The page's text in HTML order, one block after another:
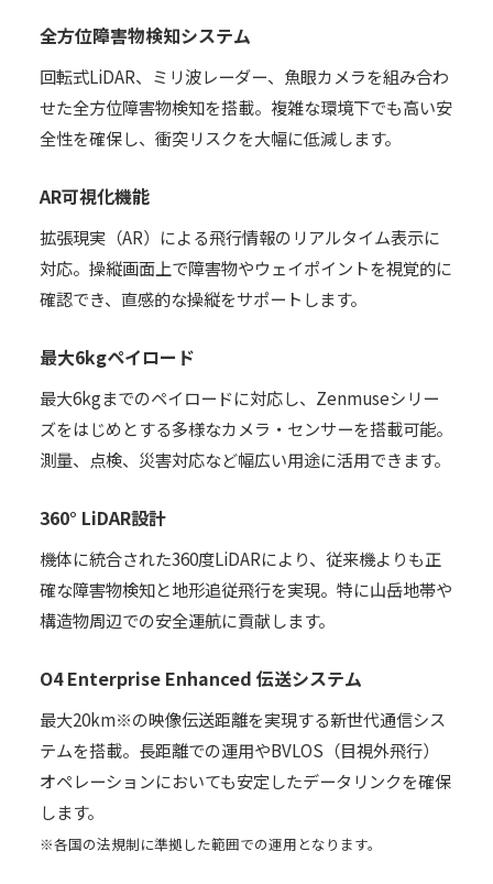
全方位障害物検知システム
回転式LiDAR、ミリ波レーダー、魚眼カメラを組み合わ
せた全方位障害物検知を搭載。複雑な環境下でも高い安
全性を確保し、衝突リスクを大幅に低減します。
AR可視化機能
拡張現実（AR）による飛行情報のリアルタイム表示に
対応。操縦画面上で障害物やウェイポイントを視覚的に
確認でき、直感的な操縦をサポートします。
最大6kgペイロード
最大6kgまでのペイロードに対応し、Zenmuseシリー
ズをはじめとする多様なカメラ・センサーを搭載可能。
測量、点検、災害対応など幅広い用途に活用できます。
360° LiDAR設計
機体に統合された360度LiDARにより、従来機よりも正
確な障害物検知と地形追従飛行を実現。特に山岳地帯や
構造物周辺での安全運航に貢献します。
O4 Enterprise Enhanced 伝送システム
最大20km※の映像伝送距離を実現する新世代通信シス
テムを搭載。長距離での運用やBVLOS（目視外飛行）
オペレーションにおいても安定したデータリンクを確保
します。
※各国の法規制に準拠した範囲での運用となります。